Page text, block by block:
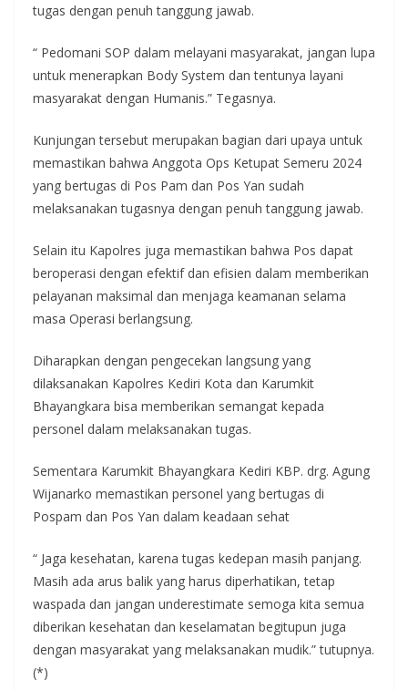
tugas dengan penuh tanggung jawab.
“ Pedomani SOP dalam melayani masyarakat, jangan lupa
untuk menerapkan Body System dan tentunya layani
masyarakat dengan Humanis.” Tegasnya.
Kunjungan tersebut merupakan bagian dari upaya untuk
memastikan bahwa Anggota Ops Ketupat Semeru 2024
yang bertugas di Pos Pam dan Pos Yan sudah
melaksanakan tugasnya dengan penuh tanggung jawab.
Selain itu Kapolres juga memastikan bahwa Pos dapat
beroperasi dengan efektif dan efisien dalam memberikan
pelayanan maksimal dan menjaga keamanan selama
masa Operasi berlangsung.
Diharapkan dengan pengecekan langsung yang
dilaksanakan Kapolres Kediri Kota dan Karumkit
Bhayangkara bisa memberikan semangat kepada
personel dalam melaksanakan tugas.
Sementara Karumkit Bhayangkara Kediri KBP. drg. Agung
Wijanarko memastikan personel yang bertugas di
Pospam dan Pos Yan dalam keadaan sehat
“ Jaga kesehatan, karena tugas kedepan masih panjang.
Masih ada arus balik yang harus diperhatikan, tetap
waspada dan jangan underestimate semoga kita semua
diberikan kesehatan dan keselamatan begitupun juga
dengan masyarakat yang melaksanakan mudik.” tutupnya.
(*)